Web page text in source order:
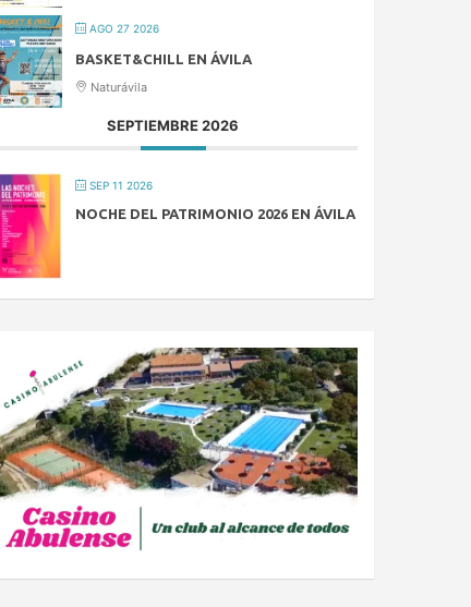
AGO 27 2026
BASKET&CHILL EN ÁVILA
Naturávila
SEPTIEMBRE 2026
SEP 11 2026
NOCHE DEL PATRIMONIO 2026 EN ÁVILA